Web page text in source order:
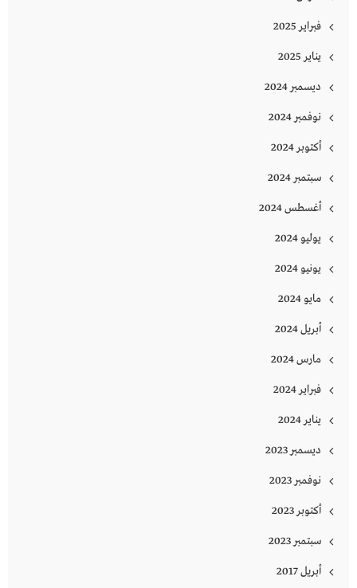
فبراير 2025
يناير 2025
ديسمبر 2024
نوفمبر 2024
أكتوبر 2024
سبتمبر 2024
أغسطس 2024
يوليو 2024
يونيو 2024
مايو 2024
أبريل 2024
مارس 2024
فبراير 2024
يناير 2024
ديسمبر 2023
نوفمبر 2023
أكتوبر 2023
سبتمبر 2023
أبريل 2017